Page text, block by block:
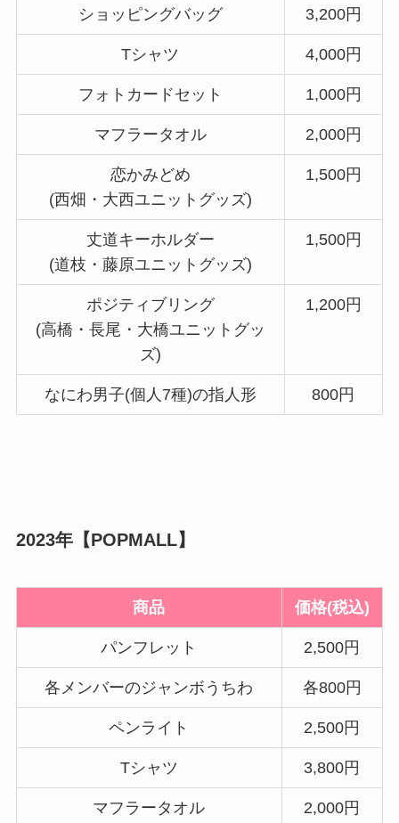
ショッピングバッグ 3,200円
Tシャツ 4,000円
フォトカードセット 1,000円
マフラータオル 2,000円
恋かみどめ
(西畑・大西ユニットグッズ)
1,500円
丈道キーホルダー
(道枝・藤原ユニットグッズ)
1,500円
ポジティブリング
(高橋・長尾・大橋ユニットグッ
ズ)
1,200円
なにわ男子(個人7種)の指人形 800円
2023年【POPMALL】
商品 価格(税込)
パンフレット 2,500円
各メンバーのジャンボうちわ 各800円
ペンライト 2,500円
Tシャツ 3,800円
マフラータオル 2,000円